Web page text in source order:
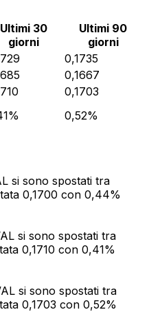
Ultimi 30
giorni
Ultimi 90
giorni
0,1735
0,1667
0,1703
0,52%
si sono spostati tra
0,1700 con 0,44%
si sono spostati tra
0,1710 con 0,41%
si sono spostati tra
0,1703 con 0,52%